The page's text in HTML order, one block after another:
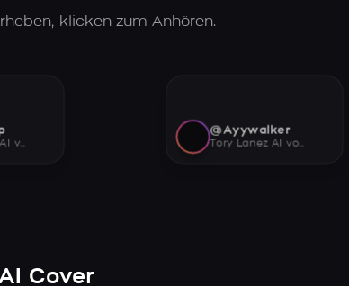
klicken zum Anhören.
voice
@Ayywalker
Tory Lanez AI voice
Cover